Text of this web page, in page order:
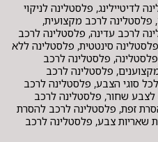
לדיטיילינג, פלסטלינה לניקוי
לרכב מקצועית,
לרכב עדינה, פלסטלינה לרכב
סינטטית, פלסטלינה ללא
פלסטלינה לרכב
פלסטלינה לרכב
סוגי הצבע, פלסטלינה לרכב
שחור, פלסטלינה לרכב
זפת, פלסטלינה לרכב להסרת
שאריות צבע, פלסטלינה לרכב